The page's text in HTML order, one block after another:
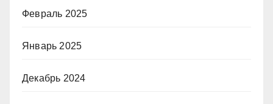
Февраль 2025
Январь 2025
Декабрь 2024